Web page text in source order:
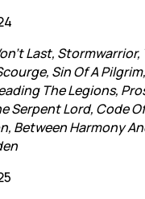
Last, Stormwarrior,
Sin Of A
The Legions,
Serpent Lord, Code Of
Between Harmony